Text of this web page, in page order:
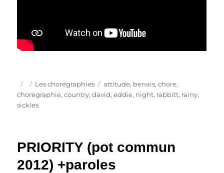
Publié
le
Catégories
Les chorégraphies Étiquettes
attitude, benais,chore,
choregraphie,country,david,eddie, night, rabbitt, rainy,
sickles
PRIORITY (pot commun
2012) +paroles